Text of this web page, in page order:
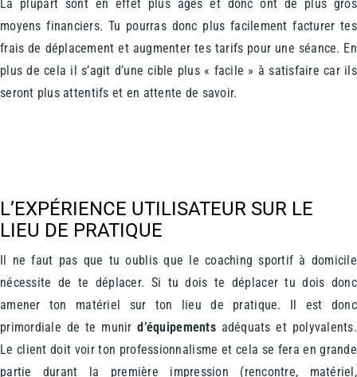
La plupart sont en effet plus âgés et donc ont de plus gros
moyens financiers. Tu pourras donc plus facilement facturer tes
frais de déplacement et augmenter tes tarifs pour une séance. En
plus de cela il s’agit d’une cible plus « facile » à satisfaire car ils
seront plus attentifs et en attente de savoir.
L’EXPÉRIENCE UTILISATEUR SUR LE
LIEU DE PRATIQUE
Il ne faut pas que tu oublis que le coaching sportif à domicile
nécessite de te déplacer. Si tu dois te déplacer tu dois donc
amener ton matériel sur ton lieu de pratique. Il est donc
primordiale de te munird’équipementsadéquats et polyvalents.
Le client doit voir ton professionnalisme et cela se fera en grande
partie durant la première impression (rencontre, matériel,